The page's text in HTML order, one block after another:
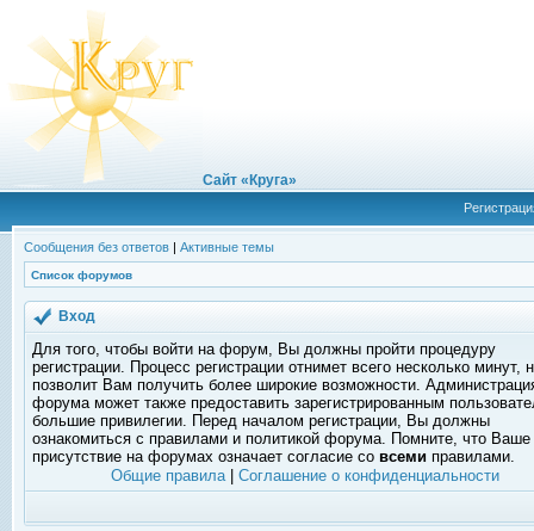
Сайт «Круга»
Сообщения без ответов | Активные темы
Список форумов
Вход
Для того, чтобы войти на форум, Вы должны пройти процедуру
регистрации. Процесс регистрации отнимет всего несколько минут,
позволит Вам получить более широкие возможности.
форума может также предоставить зарегистрированным
большие привилегии. Перед началом регистрации, Вы должны
ознакомиться с правилами и политикой форума. Помните, что Ваше
присутствие на форумах означает согласие со всеми правилами.
Общие правила| Соглашение о конфиденциальности